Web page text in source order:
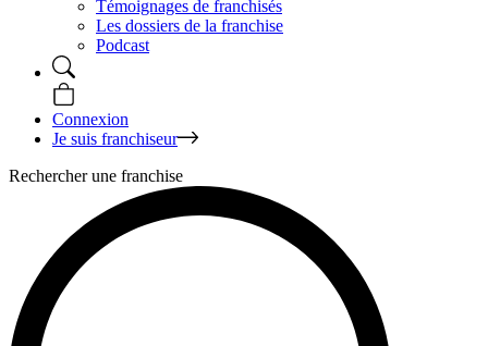
Témoignages de franchisés
Les dossiers de la franchise
Podcast
Connexion
Je suis franchiseur
Rechercher une franchise